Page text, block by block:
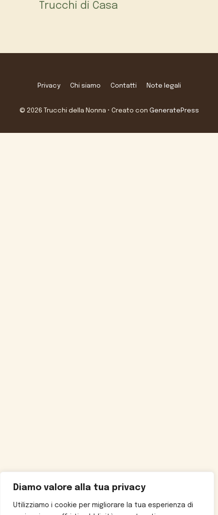
Diamo valore alla tua privacy
Utilizziamo i cookie per migliorare la tua esperienza di
Trucchi di Casa
Privacy Chi siamo Contatti Note legali
© 2026 Trucchi della Nonna • Creato con GeneratePress